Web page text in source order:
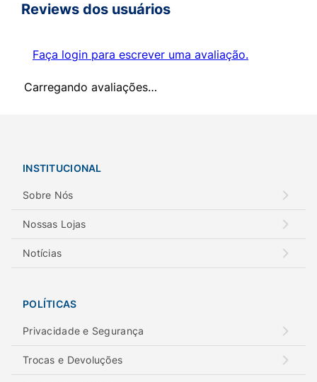
Reviews dos usuários
Faça login para escrever uma avaliação.
Carregando avaliações…
INSTITUCIONAL
Sobre Nós
Nossas Lojas
Notícias
POLÍTICAS
Privacidade e Segurança
Trocas e Devoluções